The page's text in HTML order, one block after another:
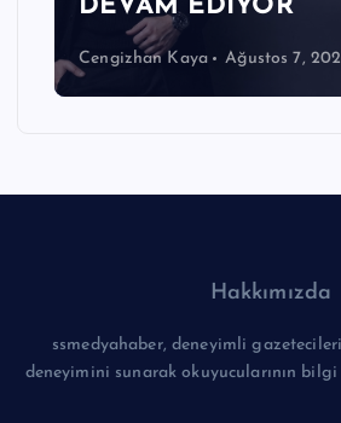
DEVAM EDİYOR
Cengizhan Kaya Ağustos 7,
Hakkımızda
ssmedyahaber, deneyimli
deneyimini sunarak okuyucularının bilgi